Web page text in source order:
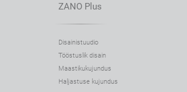
ZANO Plus
Disainistuudio
Tööstuslik disain
Maastikukujundus
Haljastuse kujundus